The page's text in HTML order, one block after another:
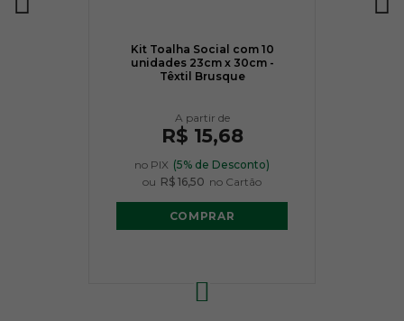
Kit Toalha Social com 10
unidades 23cm x 30cm -
Têxtil Brusque
R$ 15,68
no PIX (5% de Desconto)
ou R$ 16,50 no Cartão
COMPRAR